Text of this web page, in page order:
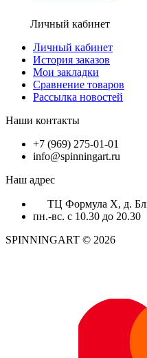
Личный кабинет
Личный кабинет
История заказов
Мои закладки
Сравнение товаров
Рассылка новостей
Наши контакты
+7 (969) 275-01-01
info@spinningart.ru
Наш адрес
ТЦ Формула X, д.
пн.-вс. с 10.30 до 20.30
SPINNINGART © 2026